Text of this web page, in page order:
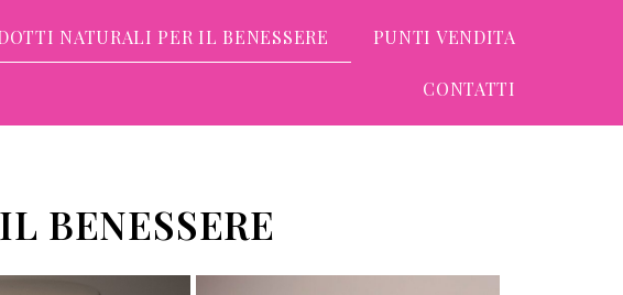
NATURALI PER IL BENESSERE PUNTI VENDITA
CONTATTI
BENESSERE